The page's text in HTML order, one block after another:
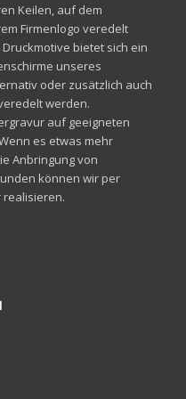
Keilen, auf dem
Firmenlogo veredelt
bietet sich ein
unseres
oder zusätzlich auch
werden.
auf geeigneten
es etwas mehr
Anbringung von
können wir per
realisieren.